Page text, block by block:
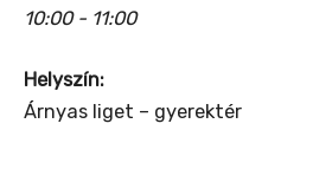
10:00 - 11:00
Helyszín:
Árnyas liget – gyerektér